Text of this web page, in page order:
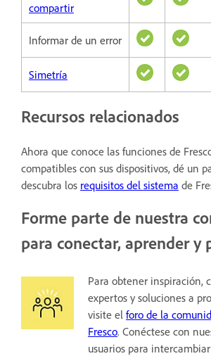
compartir
Informar de un error
Simetría
Recursos relacionados
Ahora que conoce las funciones de
compatibles con sus dispositivos, dé un
descubra los requisitos del sistema de
Forme parte de nuestra
para conectar, aprender y
Para obtener inspiración,
expertos y soluciones a
visite el foro de la
Fresco. Conéctese con
usuarios para